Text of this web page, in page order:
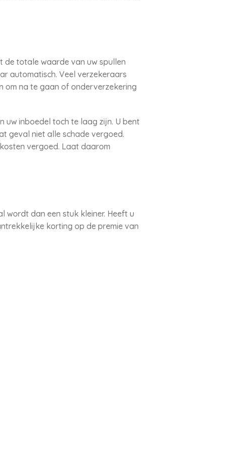
de totale waarde van uw spullen
automatisch. Veel verzekeraars
om na te gaan of onderverzekering
uw inboedel toch te laag zijn. U bent
geval niet alle schade vergoed.
vergoed. Laat daarom
wordt dan een stuk kleiner. Heeft u
korting op de premie van